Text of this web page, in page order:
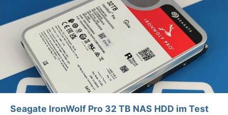
Seagate IronWolf Pro 32 TB NAS HDD im Test